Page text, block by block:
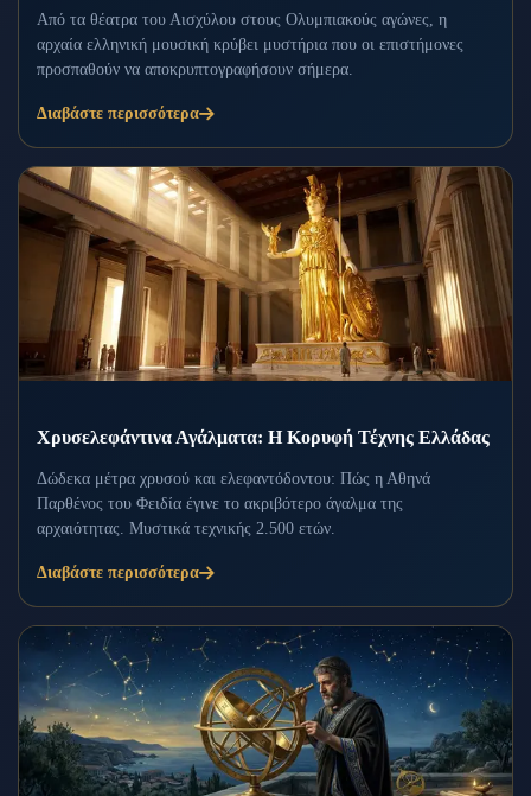
Από τα θέατρα του Αισχύλου στους Ολυμπιακούς αγώνες, η
αρχαία ελληνική μουσική κρύβει μυστήρια που οι επιστήμονες
προσπαθούν να αποκρυπτογραφήσουν σήμερα.
Διαβάστε περισσότερα
Χρυσελεφάντινα Αγάλματα: Η Κορυφή Τέχνης Ελλάδας
Δώδεκα μέτρα χρυσού και ελεφαντόδοντου: Πώς η Αθηνά
Παρθένος του Φειδία έγινε το ακριβότερο άγαλμα της
αρχαιότητας. Μυστικά τεχνικής 2.500 ετών.
Διαβάστε περισσότερα